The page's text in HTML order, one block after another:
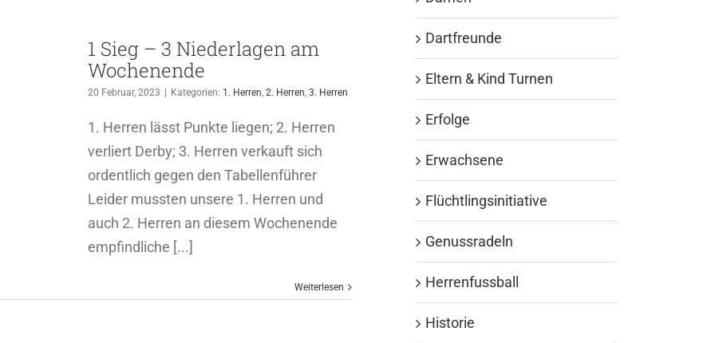
1 Sieg – 3 Niederlagen am
Wochenende
20 Februar, 2023 Kategorien: 1. Herren, 2. Herren, 3. Herren
1. Herren lässt Punkte liegen; 2. Herren
verliert Derby; 3. Herren verkauft sich
ordentlich gegen den Tabellenführer
Leider mussten unsere 1. Herren und
auch 2. Herren an diesem Wochenende
empfindliche [...]
Weiterlesen
Dartfreunde
Eltern & Kind Turnen
Erfolge
Erwachsene
Flüchtlingsinitiative
Genussradeln
Herrenfussball
Historie